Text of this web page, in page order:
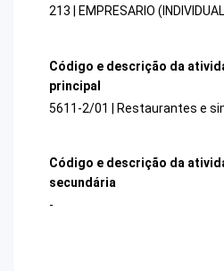
213 | EMPRESARIO
Código e descrição da
principal
5611-2/01 | Restaurantes e
Código e descrição da
secundária
-